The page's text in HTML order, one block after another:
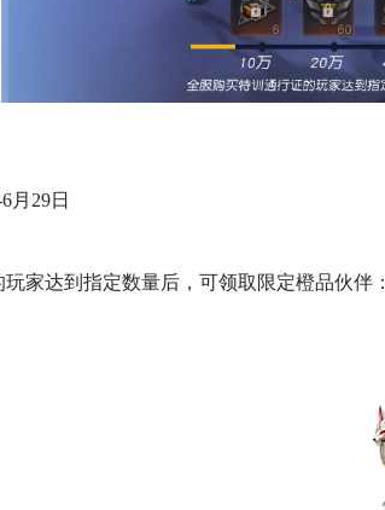
29日
达到指定数量后，可领取限定橙品伙伴